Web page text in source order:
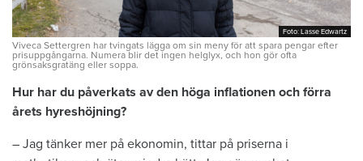
Foto: Lasse Edwartz
Foto: Lasse Edwartz
Viveca Settergren har tvingats lägga om sin meny för att spara pengar efter
prisuppgångarna. Numera blir det ingen helglyx, och hon gör ofta
grönsaksgratäng eller soppa.
Hur har du påverkats av den höga inflationen och förra
årets hyreshöjning?
– Jag tänker mer på ekonomin, tittar på priserna i